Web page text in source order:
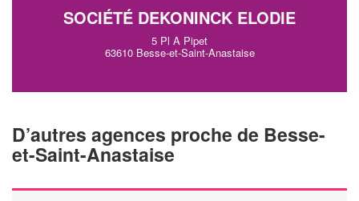
SOCIÉTÉ DEKONINCK ELODIE
5 Pl A Pipet
63610 Besse-et-Saint-Anastaise
D’autres agences proche de Besse-
et-Saint-Anastaise